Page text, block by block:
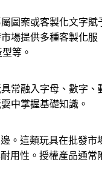
圖案或客製化文字賦
場提供多種客製化服
等。
常融入字母、數字、
中掌握基礎知識。
。這類玩具在批發市
用性。授權產品通常